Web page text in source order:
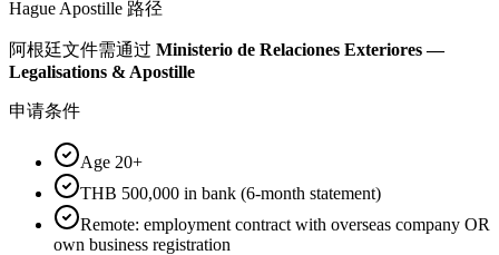
Hague Apostille 路径
阿根廷文件需通过 Ministerio de Relaciones Exteriores —
Legalisations & Apostille
申请条件
Age 20+
THB 500,000 in bank (6-month statement)
Remote: employment contract with overseas company OR
own business registration